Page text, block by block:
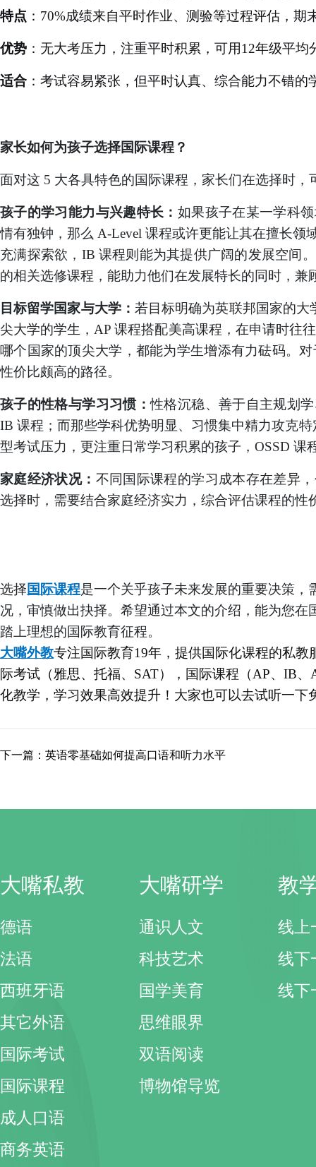
特点 ： 70%成绩来自平时作业、测验等过程评估，期
优势 ：无大考压力，注重平时积累，可用12年级平均
适合 ：考试容易紧张，但平时认真、综合能力不错的
家长如何为孩子选择国际课程？
面对这 5 大各具特色的国际课程，家长们在选择时
孩子的学习能力与兴趣特长： 如果孩子在某一学科
情有独钟，那么 A-Level 课程或许更能让其在擅长领
充满探索欲，IB 课程则能为其提供广阔的发展空间
的相关选修课程，能助力他们在发展特长的同时，兼
目标留学国家与大学： 若目标明确为英联邦国家的大
尖大学的学生，AP 课程搭配美高课程，在申请时往
哪个国家的顶尖大学，都能为学生增添有力砝码。
性价比颇高的路径。
孩子的性格与学习习惯：性格沉稳、善于自主规划
IB 课程；而那些学科优势明显、习惯集中精力攻克
型考试压力，更注重日常学习积累的孩子，OSSD 课
家庭经济状况： 不同国际课程的学习成本存在差异
选择时，需要结合家庭经济实力，综合评估课程的
选择国际课程是一个关乎孩子未来发展的重要决策
况，审慎做出抉择。希望通过本文的介绍，能为您
踏上理想的国际教育征程。
大嘴外教专注国际教育19年，提供国际化课程的私教
际考试（雅思、托福、 SAT），国际课程（AP、IB
化教学，学习效果高效提升！大家也可以去试听一下
下一篇：英语零基础如何提高口语和听力水平
大嘴私教
德语
法语
西班牙语
其它外语
国际考试
国际课程
成人口语
商务英语
大嘴研学
通识人文
科技艺术
国学美育
思维眼界
双语阅读
博物馆导览
教
线上
线下
线下